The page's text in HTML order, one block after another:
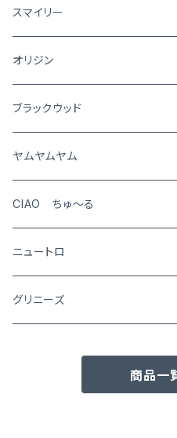
犬
猫
スマイリー
オリジン
犬
猫
ブラックウッド
ヤムヤムヤム
CIAO ちゅ～る
ニュートロ
シュプレモ
ワイルドレシピ
グリニーズ
商品一